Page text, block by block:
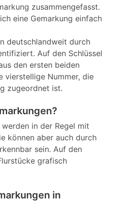
zusammengefasst.
eine Gemarkung einfach
deutschlandweit durch
Auf den Schlüssel
den ersten beiden
vierstellige Nummer, die
zugeordnet ist.
in der Regel mit
können aber auch durch
sein. Auf den
grafisch
in